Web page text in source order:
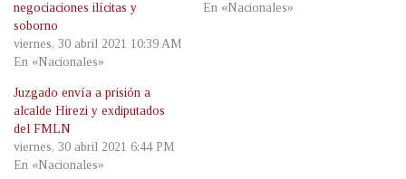
negociaciones ilícitas y
soborno
viernes, 30 abril 2021 10:39 AM
En «Nacionales»
En «Nacionales»
Juzgado envía a prisión a
alcalde Hirezi y exdiputados
del FMLN
viernes, 30 abril 2021 6:44 PM
En «Nacionales»